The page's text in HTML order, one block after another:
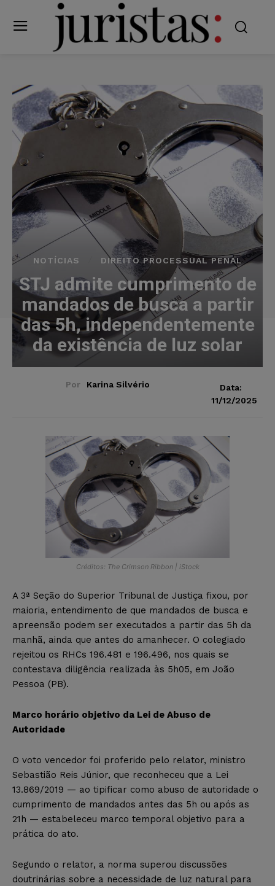
NOTÍCIAS DIREITO PROCESSUAL PENAL
STJ admite cumprimento de
mandados de busca a partir
das 5h, independentemente
da existência de luz solar
Por Karina Silvério
Data:
11/12/2025
Créditos: The Crimson Ribbon | iStock
A 3ª Seção do Superior Tribunal de Justiça fixou, por
maioria, entendimento de que mandados de busca e
apreensão podem ser executados a partir das 5h da
manhã, ainda que antes do amanhecer. O colegiado
rejeitou os RHCs 196.481 e 196.496, nos quais se
contestava diligência realizada às 5h05, em João
Pessoa (PB).
Marco horário objetivo da Lei de Abuso de
Autoridade
O voto vencedor foi proferido pelo relator, ministro
Sebastião Reis Júnior, que reconheceu que a Lei
13.869/2019 — ao tipificar como abuso de autoridade o
cumprimento de mandados antes das 5h ou após as
21h — estabeleceu marco temporal objetivo para a
prática do ato.
Segundo o relator, a norma superou discussões
doutrinárias sobre a necessidade de luz natural para